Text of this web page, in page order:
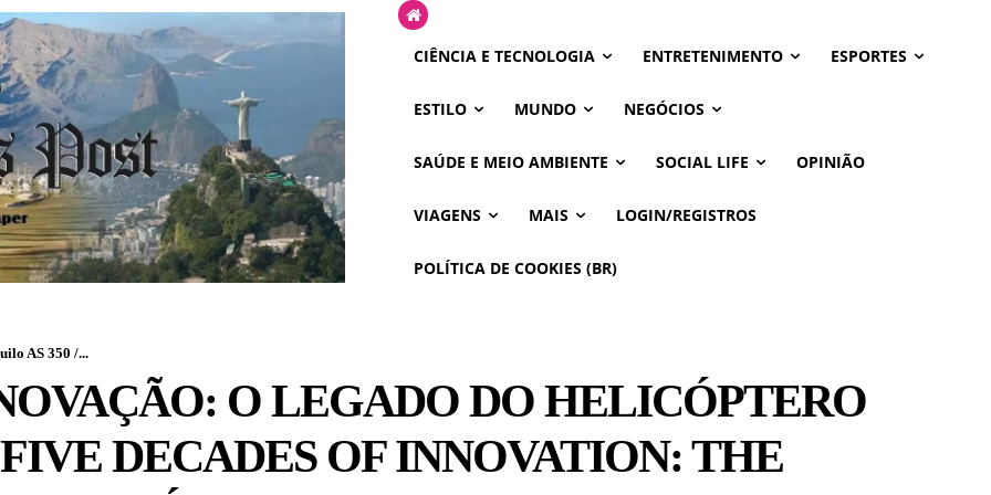
CIÊNCIA E TECNOLOGIA ENTRETENIMENTO ESPORTES
ESTILO MUNDO NEGÓCIOS
SAÚDE E MEIO AMBIENTE SOCIAL LIFE OPINIÃO
VIAGENS MAIS LOGIN/REGISTROS
POLÍTICA DE COOKIES (BR)
AS 350 /...
O LEGADO DO HELICÓPTERO
DECADES OF INNOVATION: THE